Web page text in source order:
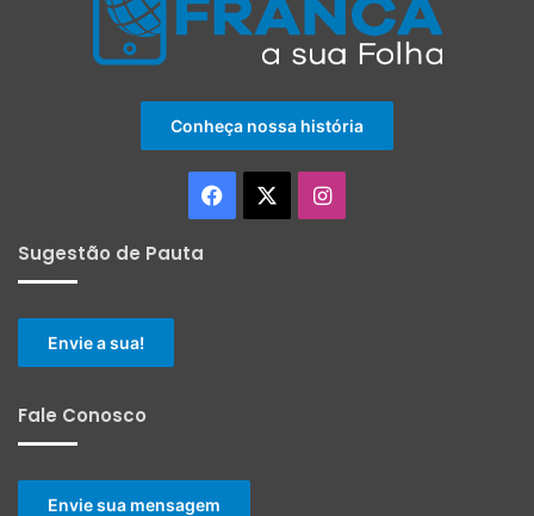
Conheça nossa história
Facebook Instagram
Sugestão de Pauta
Envie a sua!
Fale Conosco
Envie sua mensagem